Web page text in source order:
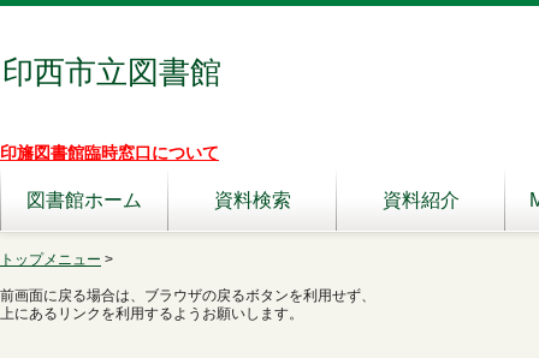
印西市立図書館
印旛図書館臨時窓口について
図書館ホーム 資料検索 資料紹介
トップメニュー >
前画面に戻る場合は、ブラウザの戻るボタンを利用せず、
上にあるリンクを利用するようお願いします。